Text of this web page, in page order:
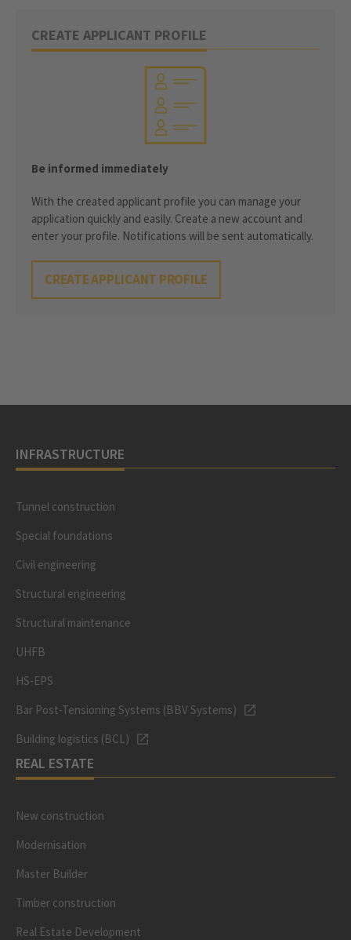
CREATE APPLICANT PROFILE
Be informed immediately
With the created applicant profile you can manage your
application quickly and easily. Create a new account and
enter your profile. Notifications will be sent automatically.
CREATE APPLICANT PROFILE
INFRASTRUCTURE
Tunnel construction
Special foundations
Civil engineering
Structural engineering
Structural maintenance
UHFB
HS-EPS
Bar Post-Tensioning Systems (BBV Systems)
Building logistics (BCL)
REAL ESTATE
New construction
Modernisation
Master Builder
Timber construction
Real Estate Development